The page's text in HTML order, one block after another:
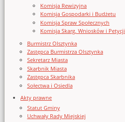
Komisja Rewizyjna
Komisja Gospodarki i Budżetu
Komisja Spraw Społecznych
Komisja Skarg, Wniosków i Petycji
Burmistrz Olsztynka
Zastępca Burmistrza Olsztynka
Sekretarz Miasta
Skarbnik Miasta
Zastępca Skarbnika
Sołectwa i Osiedla
Akty prawne
Statut Gminy
Uchwały Rady Miejskiej